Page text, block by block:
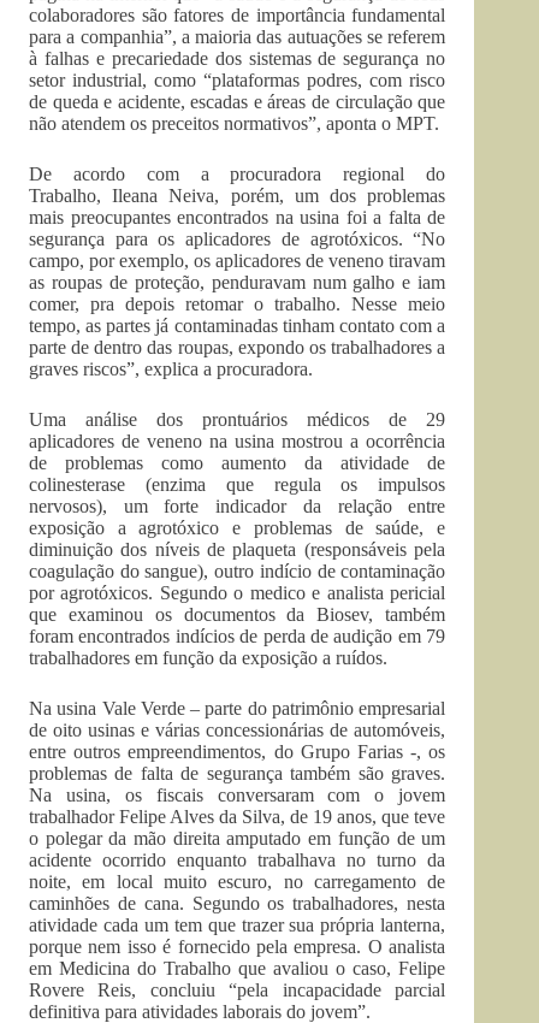
colaboradores são fatores de importância fundamental
para a companhia”, a maioria das autuações se referem
à falhas e precariedade dos sistemas de segurança no
setor industrial, como “plataformas podres, com risco
de queda e acidente, escadas e áreas de circulação que
não atendem os preceitos normativos”, aponta o MPT.
De acordo com a procuradora regional do
Trabalho, Ileana Neiva, porém, um dos problemas
mais preocupantes encontrados na usina foi a falta de
segurança para os aplicadores de agrotóxicos. “No
campo, por exemplo, os aplicadores de veneno tiravam
as roupas de proteção, penduravam num galho e iam
comer, pra depois retomar o trabalho. Nesse meio
tempo, as partes já contaminadas tinham contato com a
parte de dentro das roupas, expondo os trabalhadores a
graves riscos”, explica a procuradora.
Uma análise dos prontuários médicos de 29
aplicadores de veneno na usina mostrou a ocorrência
de problemas como aumento da atividade de
colinesterase (enzima que regula os impulsos
nervosos), um forte indicador da relação entre
exposição a agrotóxico e problemas de saúde, e
diminuição dos níveis de plaqueta (responsáveis pela
coagulação do sangue), outro indício de contaminação
por agrotóxicos. Segundo o medico e analista pericial
que examinou os documentos da Biosev, também
foram encontrados indícios de perda de audição em 79
trabalhadores em função da exposição a ruídos.
Na usina Vale Verde – parte do patrimônio empresarial
de oito usinas e várias concessionárias de automóveis,
entre outros empreendimentos, do Grupo Farias -, os
problemas de falta de segurança também são graves.
Na usina, os fiscais conversaram com o jovem
trabalhador Felipe Alves da Silva, de 19 anos, que teve
o polegar da mão direita amputado em função de um
acidente ocorrido enquanto trabalhava no turno da
noite, em local muito escuro, no carregamento de
caminhões de cana. Segundo os trabalhadores, nesta
atividade cada um tem que trazer sua própria lanterna,
porque nem isso é fornecido pela empresa. O analista
em Medicina do Trabalho que avaliou o caso, Felipe
Rovere Reis, concluiu “pela incapacidade parcial
definitiva para atividades laborais do jovem”.